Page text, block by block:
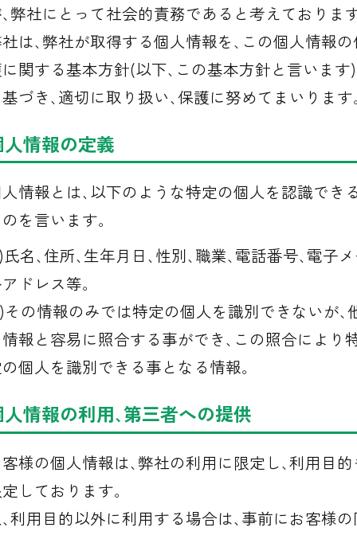
電話で問い合わせる
0120-34-2044
定休日：毎週水曜日・毎月第1火曜日
メールで問い合わせる
無料相談する
LINEでもお気軽にご相談いただけます。
お友だち追加で、お得な情報も配信中！
弊社にとって社会的責務であると考えておりま
は､弊社が取得する個人情報を､この個人情報の
関する基本方針(以下､この基本方針と言います)
づき､適切に取り扱い､保護に努めてまいります｡
情報の定義
情報とは､以下のような特定の個人を認識できる
を言います｡
氏名､住所､生年月日､性別､職業､電話番号､電子
ドレス等｡
その情報のみでは特定の個人を識別できないが､
報と容易に照合する事ができ､この照合により
個人を識別できる事となる情報｡
情報の利用､第三者への提供
様の個人情報は､弊社の利用に限定し､利用目的
しております｡
利用目的以外に利用する場合は､事前にお客様の